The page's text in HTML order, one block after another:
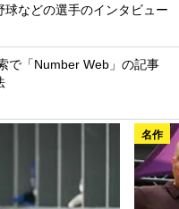
球などの選手のインタビュー
で「Number Web」の記事
名作